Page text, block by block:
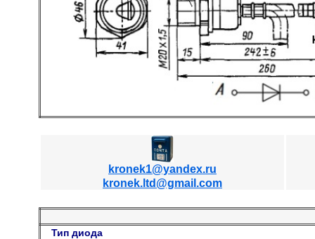
kronek1@yandex.ru
kronek.ltd@gmail.com
Тип диода